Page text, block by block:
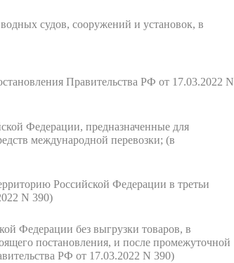
судов, сооружений и установок, в
Правительства РФ от 17.03.2022 N
Федерации, предназначенные для
международной перевозки; (в
Российской Федерации в третьи
N 390)
Федерации без выгрузки товаров, в
постановления, и после промежуточной
РФ от 17.03.2022 N 390)